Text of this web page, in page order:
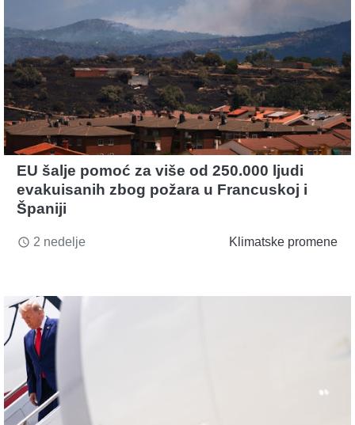
EU šalje pomoć za više od 250.000 ljudi
evakuisanih zbog požara u Francuskoj i
Španiji
access_time 2 nedelje Klimatske promene